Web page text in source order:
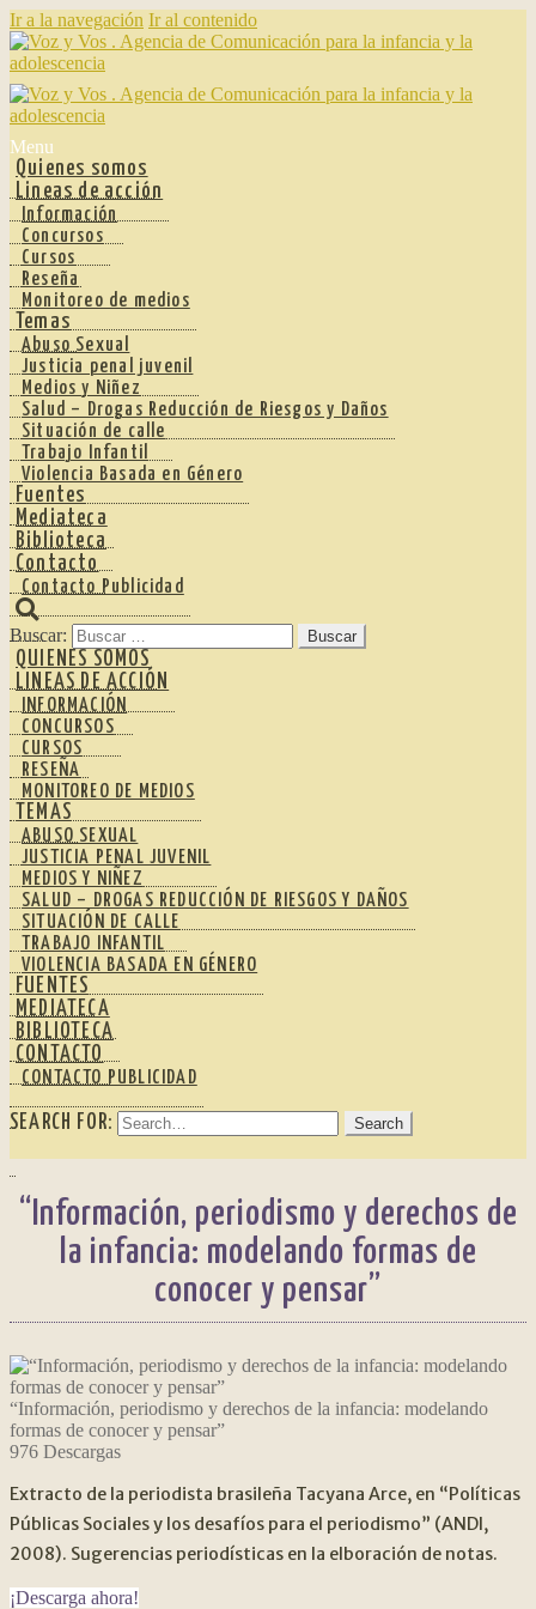
Ir a la navegación Ir al contenido
Menu
Quienes somos
Lineas de acción
Información
Concursos
Cursos
Reseña
Monitoreo de medios
Temas
Abuso Sexual
Justicia penal juvenil
Medios y Niñez
Salud – Drogas Reducción de Riesgos y Daños
Situación de calle
Trabajo Infantil
Violencia Basada en Género
Fuentes
Mediateca
Biblioteca
Contacto
Contacto Publicidad
Buscar:
QUIENES SOMOS
LINEAS DE ACCIÓN
INFORMACIÓN
CONCURSOS
CURSOS
RESEÑA
MONITOREO DE MEDIOS
TEMAS
ABUSO SEXUAL
JUSTICIA PENAL JUVENIL
MEDIOS Y NIÑEZ
SALUD – DROGAS REDUCCIÓN DE RIESGOS Y DAÑOS
SITUACIÓN DE CALLE
TRABAJO INFANTIL
VIOLENCIA BASADA EN GÉNERO
FUENTES
MEDIATECA
BIBLIOTECA
CONTACTO
CONTACTO PUBLICIDAD
SEARCH FOR:
“Información, periodismo y derechos de
la infancia: modelando formas de
conocer y pensar”
“Información, periodismo y derechos de la infancia: modelando
formas de conocer y pensar”
976 Descargas
Extracto de la periodista brasileña Tacyana Arce, en “Políticas
Públicas Sociales y los desafíos para el periodismo” (ANDI,
2008). Sugerencias periodísticas en la elboración de notas.
¡Descarga ahora!